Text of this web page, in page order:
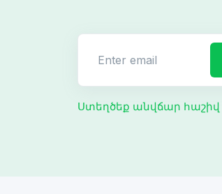
Ստեղծեք անվճար հաշիվ